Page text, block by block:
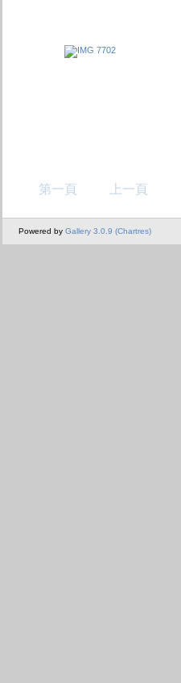
第一頁 上一頁
Powered by Gallery 3.0.9 (Chartres)